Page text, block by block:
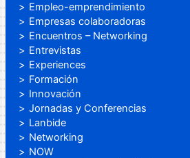
Empleo-emprendimiento
Empresas colaboradoras
Encuentros – Networking
Entrevistas
Experiences
Formación
Innovación
Jornadas y Conferencias
Lanbide
Networking
NOW